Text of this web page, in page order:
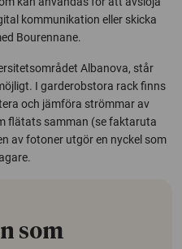
kommunikation eller skicka
Bourennane.
Albanova, står
I garderobstora rack finns
och jämföra strömmar av
flätats samman (se faktaruta
av fotoner utgör en nyckel som
som